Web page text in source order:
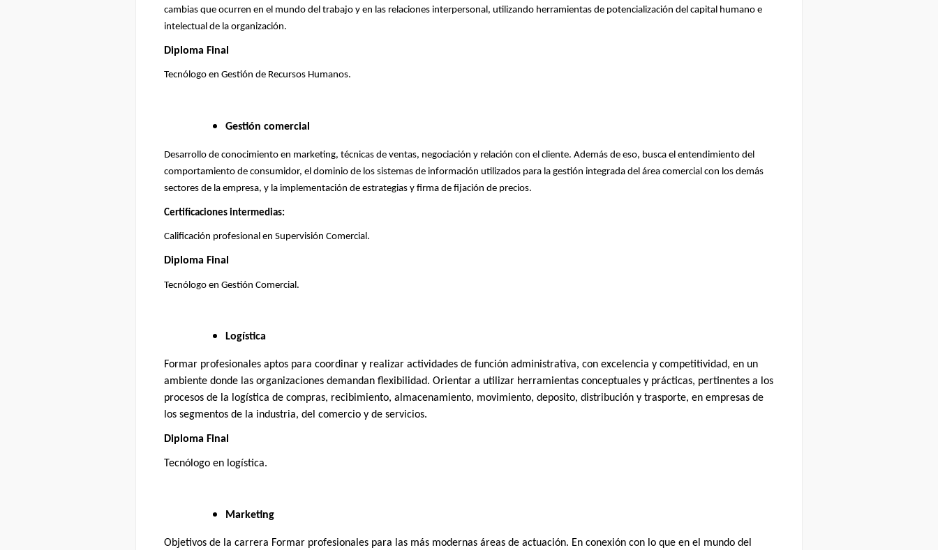
cambias que ocurren en el mundo del trabajo y en las relaciones interpersonal, utilizando herramientas de potencialización del capital humano e
intelectual de la organización.
Diploma Final
Tecnólogo en Gestión de Recursos Humanos.
Gestión comercial
Desarrollo de conocimiento en marketing, técnicas de ventas, negociación y relación con el cliente. Además de eso, busca el entendimiento del
comportamiento de consumidor, el dominio de los sistemas de información utilizados para la gestión integrada del área comercial con los demás
sectores de la empresa, y la implementación de estrategias y firma de fijación de precios.
Certificaciones intermedias:
Calificación profesional en Supervisión Comercial.
Diploma Final
Tecnólogo en Gestión Comercial.
Logística
Formar profesionales aptos para coordinar y realizar actividades de función administrativa, con excelencia y competitividad, en un
ambiente donde las organizaciones demandan flexibilidad. Orientar a utilizar herramientas conceptuales y prácticas, pertinentes a los
procesos de la logística de compras, recibimiento, almacenamiento, movimiento, deposito, distribución y trasporte, en empresas de
los segmentos de la industria, del comercio y de servicios.
Diploma Final
Tecnólogo en logística.
Marketing
Objetivos de la carrera Formar profesionales para las más modernas áreas de actuación. En conexión con lo que en el mundo del